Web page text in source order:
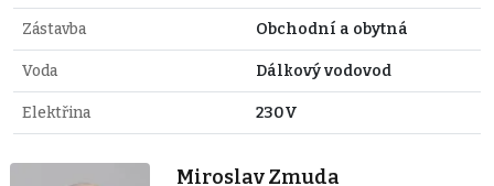
Zástavba Obchodní a obytná
Voda Dálkový vodovod
Elektřina 230V
Miroslav Zmuda